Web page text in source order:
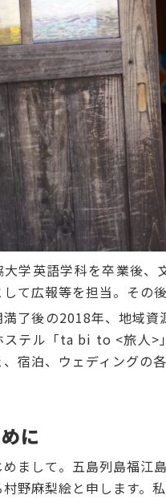
学英語学科を卒業後、
して広報等を担当。その
了後の2018年、地域資
ステル「ta bi to <旅人>
、宿泊、ウェディングの
に
まして。五島列島福江
村野麻梨絵と申します。